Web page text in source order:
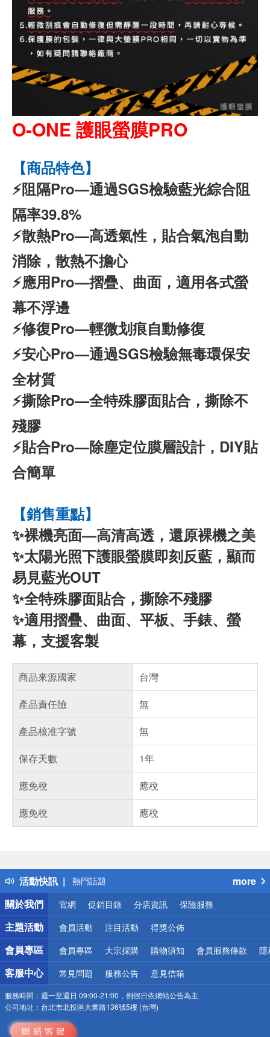
O-ONE 護眼螢膜PRO
【商品特色】
⚡阻隔Pro—通過SGS檢驗藍光綜合阻
隔率39.8%
⚡散熱Pro—高透氣性，貼合氣泡自動
消除，散熱不擔心
⚡應用Pro—摺疊、曲面，適用各式螢
幕不浮邊
⚡修復Pro—輕微划痕自動修復
⚡安心Pro—通過SGS檢驗無毒環保安
全材質
⚡撕除Pro—全特殊膠面貼合，撕除不
殘膠
⚡貼合Pro—除塵定位膜層設計，DIY貼
合簡單
【銷售重點】
✨裸機亮面—高清高透，還原裸機之美
✨太陽光照下護眼螢膜即刻反藍，顯而
易見藍光OUT
✨全特殊膠面貼合，撕除不殘膠
✨適用摺疊、曲面、平板、手錶、螢
幕，支援客製
商品來源國家
台灣
產品責任險
無
產品核准字號
無
保存天數
1年
應免稅
應稅
應免稅
應稅
活動快訊
得獎公告
熱門話題
銀行優惠
偏遠地區配送
詐騙網頁！請小心！
more
關於我們
官網 促銷目錄 分店資訊 保險服務
主題活動 會員活動 注目活動 得獎公佈
會員專區 會員專區 大宗採購 購物須知 會員服務條款 隱
客服中心 常見問題 服務公告 意見信箱
服務時間： 週一至週日 09:00-21:00，例假日依網站公告為主
公司地址： 台北市北投區大業路136號5樓 (台灣)